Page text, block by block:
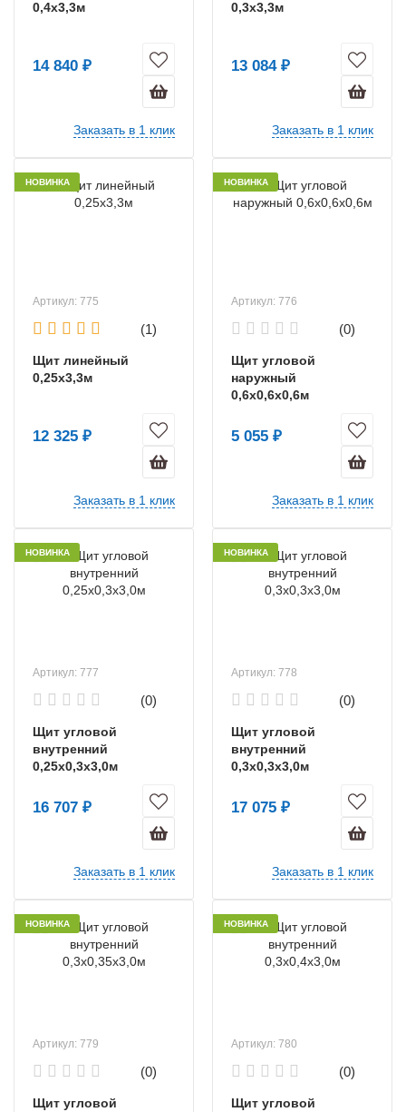
0,4х3,3м
14 840 ₽
Заказать в 1 клик
0,3х3,3м
13 084 ₽
Заказать в 1 клик
НОВИНКА
Артикул: 775
(1)
Щит линейный
0,25х3,3м
12 325 ₽
Заказать в 1 клик
НОВИНКА
Артикул: 776
(0)
Щит угловой
наружный
0,6х0,6х0,6м
5 055 ₽
Заказать в 1 клик
НОВИНКА
Артикул: 777
(0)
Щит угловой
внутренний
0,25х0,3х3,0м
16 707 ₽
Заказать в 1 клик
НОВИНКА
Артикул: 778
(0)
Щит угловой
внутренний
0,3х0,3х3,0м
17 075 ₽
Заказать в 1 клик
НОВИНКА
Артикул: 779
(0)
Щит угловой
НОВИНКА
Артикул: 780
(0)
Щит угловой